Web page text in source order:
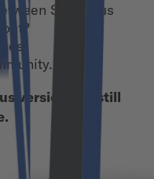
Spartacus
version, it’s still